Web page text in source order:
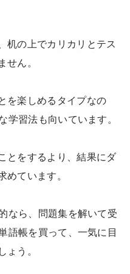
机の上でカリカリとテス
せん。
を楽しめるタイプなの
学習法も向いています。
とをするより、結果にダ
めています。
なら、問題集を解いて受
語帳を買って、一気に目
ょう。